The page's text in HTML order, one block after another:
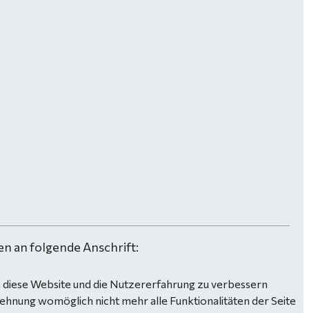
an folgende Anschrift:
Website und die Nutzererfahrung zu verbessern
womöglich nicht mehr alle Funktionalitäten der Seite